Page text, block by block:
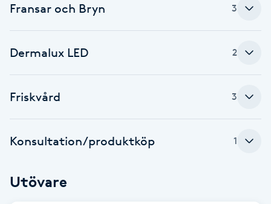
Celluliter
Coachning
D
Fransar och Bryn 3
Dermalux LED 2
Friskvård 3
Konsultation/produktköp 1
Utövare